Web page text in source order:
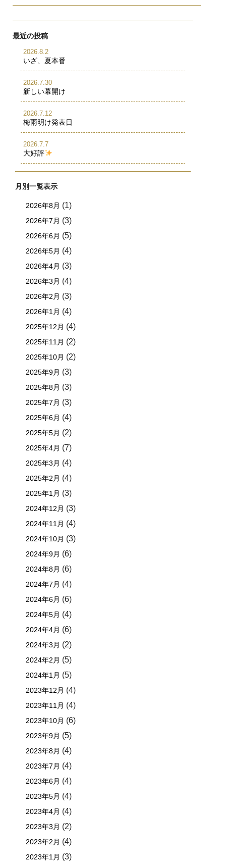
最近の投稿
2026.8.2
いざ、夏本番
2026.7.30
新しい幕開け
2026.7.12
梅雨明け発表日
2026.7.7
大好評
月別一覧表示
2026年8月 (1)
2026年7月 (3)
2026年6月 (5)
2026年5月 (4)
2026年4月 (3)
2026年3月 (4)
2026年2月 (3)
2026年1月 (4)
2025年12月 (4)
2025年11月 (2)
2025年10月 (2)
2025年9月 (3)
2025年8月 (3)
2025年7月 (3)
2025年6月 (4)
2025年5月 (2)
2025年4月 (7)
2025年3月 (4)
2025年2月 (4)
2025年1月 (3)
2024年12月 (3)
2024年11月 (4)
2024年10月 (3)
2024年9月 (6)
2024年8月 (6)
2024年7月 (4)
2024年6月 (6)
2024年5月 (4)
2024年4月 (6)
2024年3月 (2)
2024年2月 (5)
2024年1月 (5)
2023年12月 (4)
2023年11月 (4)
2023年10月 (6)
2023年9月 (5)
2023年8月 (4)
2023年7月 (4)
2023年6月 (4)
2023年5月 (4)
2023年4月 (4)
2023年3月 (2)
2023年2月 (4)
2023年1月 (3)